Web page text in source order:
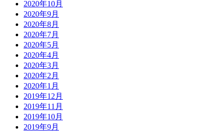
2020年10月
2020年9月
2020年8月
2020年7月
2020年5月
2020年4月
2020年3月
2020年2月
2020年1月
2019年12月
2019年11月
2019年10月
2019年9月